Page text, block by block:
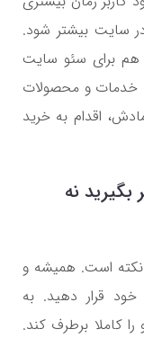
سایت بیشتر شود.
هم برای سئو سایت
خدمات و محصولات
اقدام به خرید
بگیرید نه
نکته است. همیشه و
قرار دهید. به
کاملا برطرف کند.